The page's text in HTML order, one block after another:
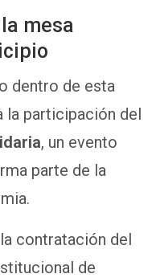
mesa
dentro de esta
la participación del
, un evento
parte de la
contratación del
de